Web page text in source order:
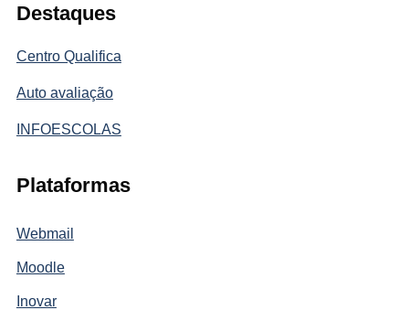
Destaques
Centro Qualifica
Auto avaliação
INFOESCOLAS
Plataformas
Webmail
Moodle
Inovar